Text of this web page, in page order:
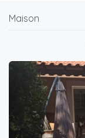
Maison